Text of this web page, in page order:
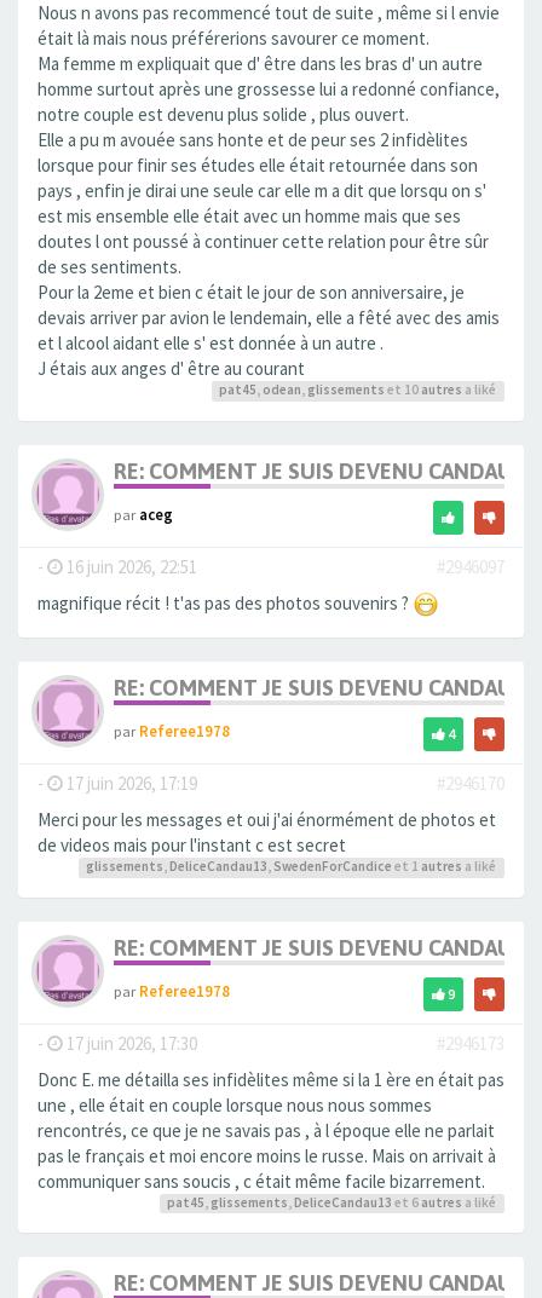
Nous n avons pas recommencé tout de suite , même si l envie
était là mais nous préférerions savourer ce moment.
Ma femme m expliquait que d' être dans les bras d' un autre
homme surtout après une grossesse lui a redonné confiance,
notre couple est devenu plus solide , plus ouvert.
Elle a pu m avouée sans honte et de peur ses 2 infidèlites
lorsque pour finir ses études elle était retournée dans son
pays , enfin je dirai une seule car elle m a dit que lorsqu on s'
est mis ensemble elle était avec un homme mais que ses
doutes l ont poussé à continuer cette relation pour être sûr
de ses sentiments.
Pour la 2eme et bien c était le jour de son anniversaire, je
devais arriver par avion le lendemain, elle a fêté avec des amis
et l alcool aidant elle s' est donnée à un autre .
J étais aux anges d' être au courant
pat45, odean, glissements et 10 autres a liké
RE: COMMENT JE SUIS DEVENU
paraceg
- 16 juin 2026, 22:51
#2946097
magnifique récit ! t'as pas des photos souvenirs ?
RE: COMMENT JE SUIS DEVENU
parReferee1978 4
- 17 juin 2026, 17:19
#2946170
Merci pour les messages et oui j'ai énormément de photos et
de videos mais pour l'instant c est secret
glissements, DeliceCandau13, SwedenForCandice et 1 autres a liké
RE: COMMENT JE SUIS DEVENU
parReferee1978 9
- 17 juin 2026, 17:30
#2946173
Donc E. me détailla ses infidèlites même si la 1 ère en était pas
une , elle était en couple lorsque nous nous sommes
rencontrés, ce que je ne savais pas , à l époque elle ne parlait
pas le français et moi encore moins le russe. Mais on arrivait à
communiquer sans soucis , c était même facile bizarrement.
pat45, glissements, DeliceCandau13 et 6 autres a liké
RE: COMMENT JE SUIS DEVENU